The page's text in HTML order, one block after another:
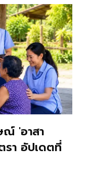
ณ์ 'อาสา
รา อัปเดตที่